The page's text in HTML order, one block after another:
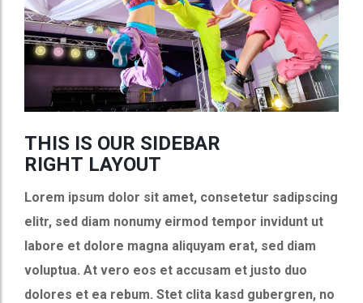
THIS IS OUR SIDEBAR
RIGHT LAYOUT
Lorem ipsum dolor sit amet, consetetur sadipscing
elitr, sed diam nonumy eirmod tempor invidunt ut
labore et dolore magna aliquyam erat, sed diam
voluptua. At vero eos et accusam et justo duo
dolores et ea rebum. Stet clita kasd gubergren, no